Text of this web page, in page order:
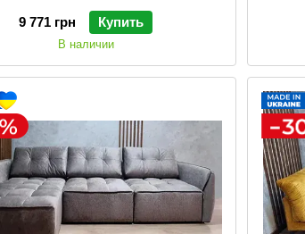
9 771 грн Купить
В наличии